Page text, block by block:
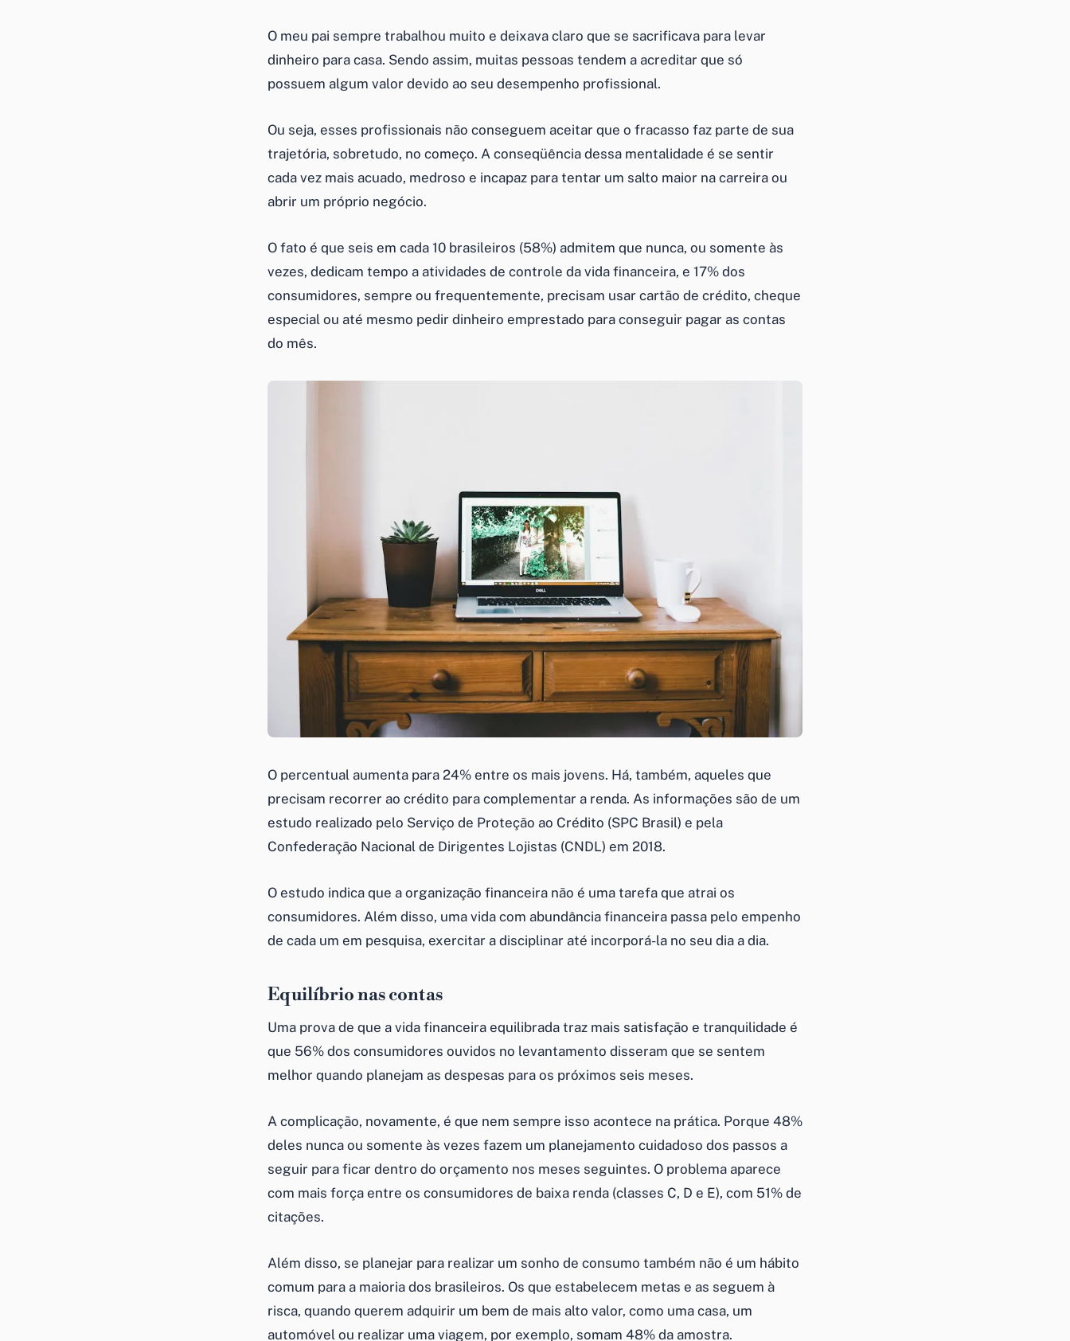
O meu pai sempre trabalhou muito e deixava claro que se sacrificava para levar
dinheiro para casa. Sendo assim, muitas pessoas tendem a acreditar que só
possuem algum valor devido ao seu desempenho profissional.
Ou seja, esses profissionais não conseguem aceitar que o fracasso faz parte de sua
trajetória, sobretudo, no começo. A conseqüência dessa mentalidade é se sentir
cada vez mais acuado, medroso e incapaz para tentar um salto maior na carreira ou
abrir um próprio negócio.
O fato é que seis em cada 10 brasileiros (58%) admitem que nunca, ou somente às
vezes, dedicam tempo a atividades de controle da vida financeira, e 17% dos
consumidores, sempre ou frequentemente, precisam usar cartão de crédito, cheque
especial ou até mesmo pedir dinheiro emprestado para conseguir pagar as contas
do mês.
O percentual aumenta para 24% entre os mais jovens. Há, também, aqueles que
precisam recorrer ao crédito para complementar a renda. As informações são de um
estudo realizado pelo Serviço de Proteção ao Crédito (SPC Brasil) e pela
Confederação Nacional de Dirigentes Lojistas (CNDL) em 2018.
O estudo indica que a organização financeira não é uma tarefa que atrai os
consumidores. Além disso, uma vida com abundância financeira passa pelo empenho
de cada um em pesquisa, exercitar a disciplinar até incorporá-la no seu dia a dia.
Equilíbrio nas contas
Uma prova de que a vida financeira equilibrada traz mais satisfação e tranquilidade é
que 56% dos consumidores ouvidos no levantamento disseram que se sentem
melhor quando planejam as despesas para os próximos seis meses.
A complicação, novamente, é que nem sempre isso acontece na prática. Porque 48%
deles nunca ou somente às vezes fazem um planejamento cuidadoso dos passos a
seguir para ficar dentro do orçamento nos meses seguintes. O problema aparece
com mais força entre os consumidores de baixa renda (classes C, D e E), com 51% de
citações.
Além disso, se planejar para realizar um sonho de consumo também não é um hábito
comum para a maioria dos brasileiros. Os que estabelecem metas e as seguem à
risca, quando querem adquirir um bem de mais alto valor, como uma casa, um
automóvel ou realizar uma viagem, por exemplo, somam 48% da amostra.